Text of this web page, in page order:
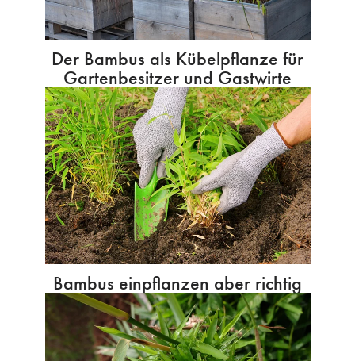
Der Bambus als Kübelpflanze für
Gartenbesitzer und Gastwirte
Bambus einpflanzen aber richtig